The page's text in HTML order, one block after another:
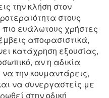
την κλήση στον
στους
πιο ευάλωτους χρήστες
αποφασιστικά,
κατάχρηση εξουσίας,
αν η αδικία
να την κουμαντάρεις,
να συνεργαστείς με
στην οδική